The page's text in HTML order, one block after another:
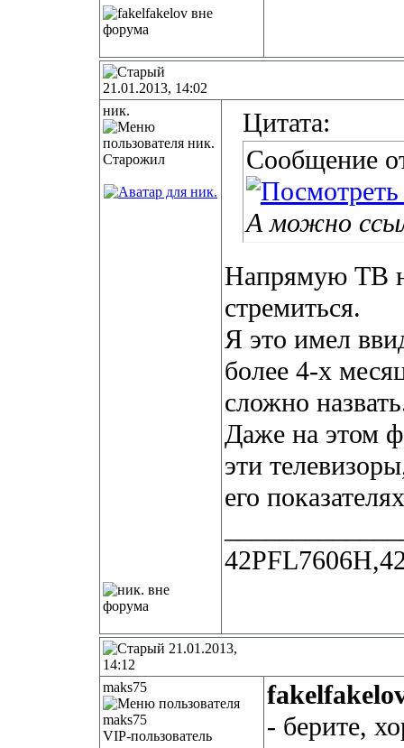
21.01.2013, 14:02
ник.
Старожил
Цитата:
Сообщение
А можно
Напрямую ТВ
стремиться.
Я это имел
более 4-х
сложно
Даже на этом
эти
его
21.01.2013,
14:12
maks75
VIP-пользователь
- берите,